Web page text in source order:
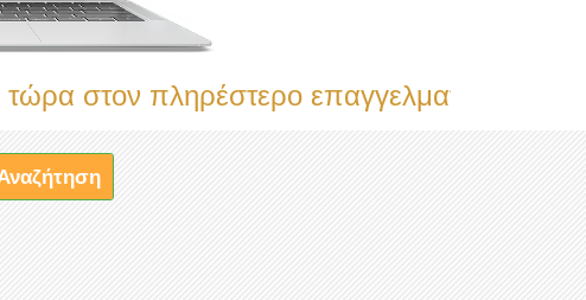
πληρέστερο επαγγελματικό κατάλογο